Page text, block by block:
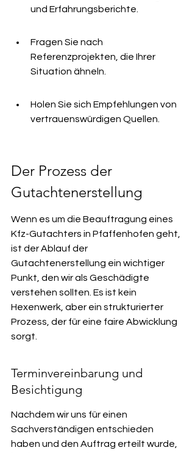
und Erfahrungsberichte.
Fragen Sie nach
Referenzprojekten, die Ihrer
Situation ähneln.
Holen Sie sich Empfehlungen von
vertrauenswürdigen Quellen.
Der Prozess der
Gutachtenerstellung
Wenn es um die Beauftragung eines
Kfz-Gutachters in Pfaffenhofen geht,
ist der Ablauf der
Gutachtenerstellung ein wichtiger
Punkt, den wir als Geschädigte
verstehen sollten. Es ist kein
Hexenwerk, aber ein strukturierter
Prozess, der für eine faire Abwicklung
sorgt.
Terminvereinbarung und
Besichtigung
Nachdem wir uns für einen
Sachverständigen entschieden
haben und den Auftrag erteilt wurde,